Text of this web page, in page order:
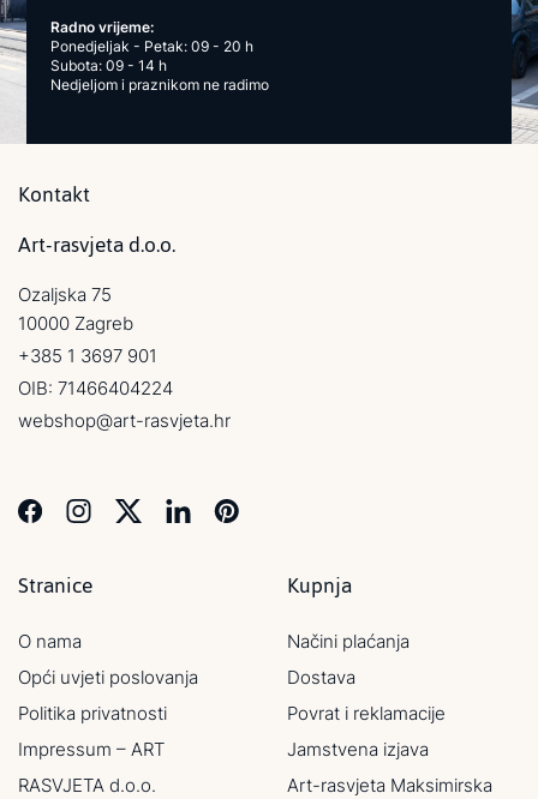
Radno vrijeme:
Ponedjeljak - Petak: 09 - 20 h
Subota: 09 - 14 h
Nedjeljom i praznikom ne radimo
Kontakt
Art-rasvjeta d.o.o.
Ozaljska 75
10000 Zagreb
+385 1 3697 901
OIB: 71466404224
webshop@art-rasvjeta.hr
Stranice
O nama
Opći uvjeti poslovanja
Politika privatnosti
Impressum – ART
RASVJETA d.o.o.
Kupnja
Načini plaćanja
Dostava
Povrat i reklamacije
Jamstvena izjava
Art-rasvjeta Maksimirska